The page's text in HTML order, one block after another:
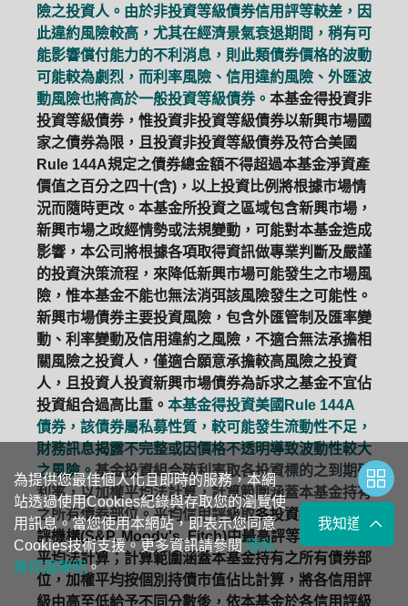
險之投資人。由於非投資等級債券信用評等較差，因
此違約風險較高，尤其在經濟景氣衰退期間，稍有可
能影響償付能力的不利消息，則此類債券價格的波動
可能較為劇烈，而利率風險、信用違約風險、外匯波
動風險也將高於一般投資等級債券。 本基金得投資非
投資等級債券，惟投資非投資等級債券以新興市場國
家之債券為限，且投資非投資等級債券及符合美國
Rule 144A規定之債券總金額不得超過本基金淨資產
價值之百分之四十(含)，以上投資比例將根據市場情
況而隨時更改。本基金所投資之區域包含新興市場，
新興市場之政經情勢或法規變動，可能對本基金造成
影響，本公司將根據各項取得資訊做專業判斷及嚴謹
的投資決策流程，來降低新興市場可能發生之市場風
險，惟本基金不能也無法消弭該風險發生之可能性。
新興市場債券主要投資風險，包含外匯管制及匯率變
動、利率變動及信用違約之風險，不適合無法承擔相
關風險之投資人，僅適合願意承擔較高風險之投資
人，且投資人投資新興市場債券為訴求之基金不宜佔
投資組合過高比重。 本基金得投資美國Rule 144A
債券，該債券屬私募性質，較可能發生流動性不足，
財務訊息揭露不完整或因價格不透明導致波動性較大
之風險。 基金投資組合殖利率取各投資標的之到期殖
利率，以加權平均法計算，計算範圍涵蓋本基金持有
之所有債券部位。平均信用評級取各投資標的三大信
評機構(S&P, Moody's, Fitch)中最高評等，以加權
平均法計算；計算範圍涵蓋本基金持有之所有債券部
位，加權平均按個別持債市值佔比計算，將各信用評
級由高至低給予不同分數後，依本基金於各信用評級
為提供您最佳個人化且即時的服務，本網
站透過使用Cookies紀錄與存取您的瀏覽使
用訊息。當您使用本網站，即表示您同意
Cookies技術支援。更多資訊請參閱隱私
權保護聲明。
我知道了